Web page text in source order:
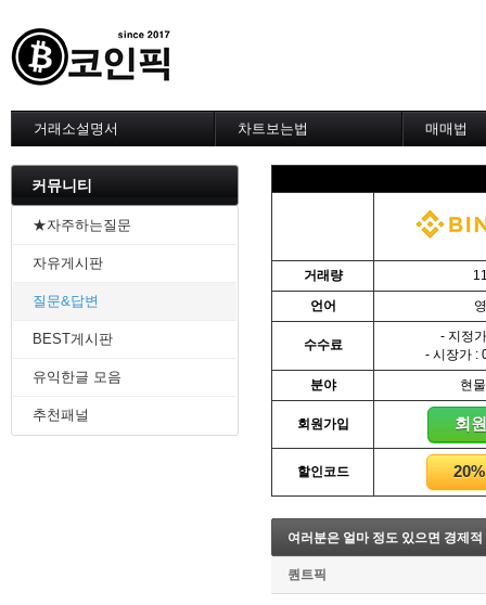
거래소설명서 차트보는법
2. 비트맥스 차트설정
5. 빗썸 차트설정
6. 트레이딩뷰
7. 크립토워치
2. 봉차트
3. 호가창,거래창
5. 고점과 저점
10. 데드크로스
--------캔들 패턴--------
1. 캔들 패턴(1)
매매법
3. 골든크
5. MACD
6. RSI 매
7. 볼린저
8. 피보나
9. 거래량
10. 사께
11. 엘리
12. 쌍바
13. 지지
14. 일목
15. DMI
커뮤니티
★자주하는질문
자유게시판
질문&답변
BEST게시판
유익한글 모음
추천패널
거래량
언어
수수료
- 지정
- 시장가 :
분야
현물
회원가입 회
할인코드
여러분은 얼마 정도 있으면 경제
퀀트픽